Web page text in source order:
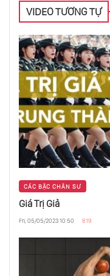
Giá
VIDEO TƯƠNG TỰ
CÁC BẬC CHÂN SƯ
Giá Trị Giả
Fri, 05/05/2023 10:50 819